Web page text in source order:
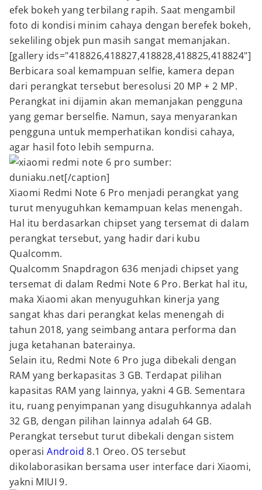
efek bokeh yang terbilang rapih. Saat mengambil
foto di kondisi minim cahaya dengan berefek bokeh,
sekeliling objek pun masih sangat memanjakan.
[gallery ids="418826,418827,418828,418825,418824"]
Berbicara soal kemampuan selfie, kamera depan
dari perangkat tersebut beresolusi 20 MP + 2 MP.
Perangkat ini dijamin akan memanjakan pengguna
yang gemar berselfie. Namun, saya menyarankan
pengguna untuk memperhatikan kondisi cahaya,
agar hasil foto lebih sempurna.
sumber:
duniaku.net[/caption]
Xiaomi Redmi Note 6 Pro menjadi perangkat yang
turut menyuguhkan kemampuan kelas menengah.
Hal itu berdasarkan chipset yang tersemat di dalam
perangkat tersebut, yang hadir dari kubu
Qualcomm.
Qualcomm Snapdragon 636 menjadi chipset yang
tersemat di dalam Redmi Note 6 Pro. Berkat hal itu,
maka Xiaomi akan menyuguhkan kinerja yang
sangat khas dari perangkat kelas menengah di
tahun 2018, yang seimbang antara performa dan
juga ketahanan baterainya.
Selain itu, Redmi Note 6 Pro juga dibekali dengan
RAM yang berkapasitas 3 GB. Terdapat pilihan
kapasitas RAM yang lainnya, yakni 4 GB. Sementara
itu, ruang penyimpanan yang disuguhkannya adalah
32 GB, dengan pilihan lainnya adalah 64 GB.
Perangkat tersebut turut dibekali dengan sistem
operasiAndroid 8.1 Oreo. OS tersebut
dikolaborasikan bersama user interface dari Xiaomi,
yakni MIUI 9.